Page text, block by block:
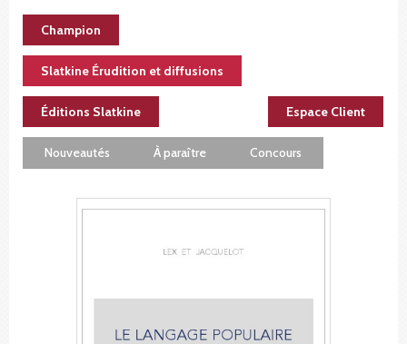
Champion
Slatkine Érudition et diffusions
Éditions Slatkine Espace Client
Nouveautés À paraître Concours